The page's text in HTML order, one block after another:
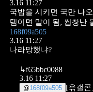
3.16 11:27
국밥을 시키면 국만 나
템이면 말이 됨, 씹창난
168f09a505
3.16 11:27
나라망했냐?
↳f65bbc0088
3.16 11:27
@168f09a505 [윾갤